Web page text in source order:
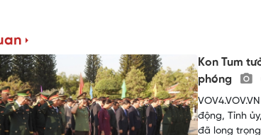
Kon Tum
phóng
động, Tỉnh
đã long